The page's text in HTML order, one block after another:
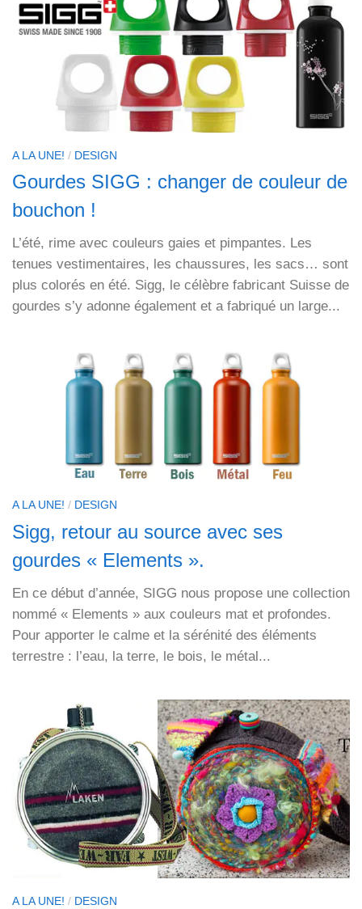
A LA UNE! / DESIGN
Gourdes SIGG : changer de couleur de
bouchon !
L’été, rime avec couleurs gaies et pimpantes. Les
tenues vestimentaires, les chaussures, les sacs… sont
plus colorés en été. Sigg, le célèbre fabricant Suisse de
gourdes s’y adonne également et a fabriqué un large...
A LA UNE! / DESIGN
Sigg, retour au source avec ses
gourdes « Elements ».
En ce début d’année, SIGG nous propose une collection
nommé « Elements » aux couleurs mat et profondes.
Pour apporter le calme et la sérénité des éléments
terrestre : l’eau, la terre, le bois, le métal...
A LA UNE! / DESIGN